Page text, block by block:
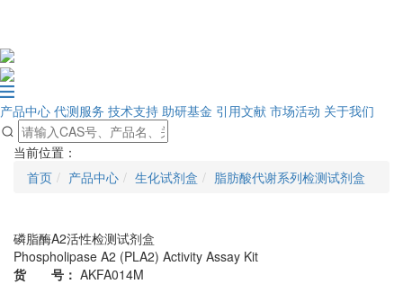
产品中心 代测服务 技术支持 助研基金 引用文献 市场活动 关于我们
当前位置：
首页
产品中心 生化试剂盒 脂肪酸代谢系列检测试剂盒
磷脂酶A2活性检测试剂盒
Phospholipase A2 (PLA2) Activity Assay Kit
货 号： AKFA014M